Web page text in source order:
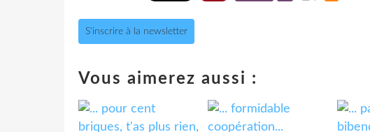
S'inscrire à la newsletter
Vous aimerez aussi :